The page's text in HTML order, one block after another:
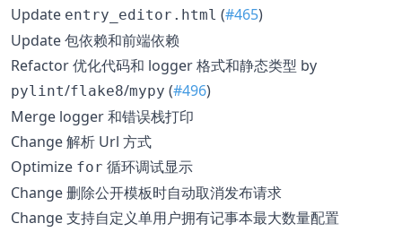
Update entry_editor.html (#465)
Update 包依赖和前端依赖
Refactor 优化代码和 logger 格式和静态类型 by
pylint/flake8/mypy (#496)
Merge logger 和错误栈打印
Change 解析 Url 方式
Optimize for 循环调试显示
Change 删除公开模板时自动取消发布请求
Change 支持自定义单用户拥有记事本最大数量配置